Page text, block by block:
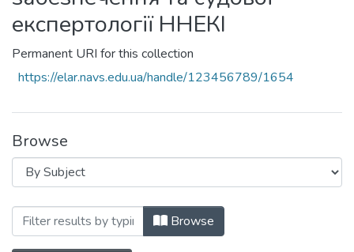
експертології ННЕКІ
Permanent URI for this collection
https://elar.navs.edu.ua/handle/123456789/1654
Browse
Browsing Праці Науково-дослідної
Browse